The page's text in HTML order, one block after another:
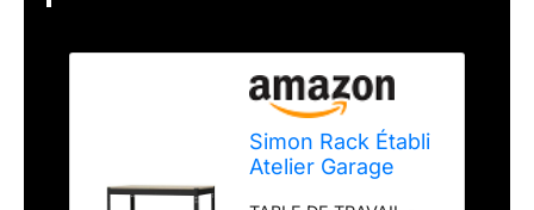
Simon Rack Établi
Atelier Garage